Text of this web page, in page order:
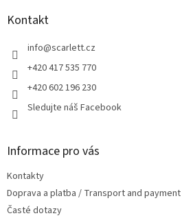
Kontakt
info@scarlett.cz
+420 417 535 770
+420 602 196 230
Sledujte náš Facebook
Informace pro vás
Kontakty
Doprava a platba / Transport and payment
Časté dotazy